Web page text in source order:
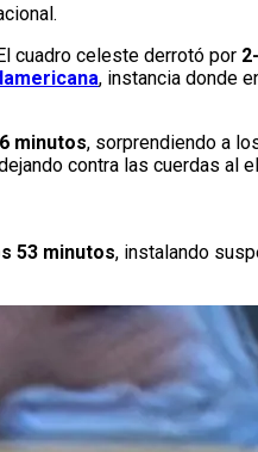
El cuadro celeste derrotó por
, instancia donde
minutos, sorprendiendo a
contra las cuerdas al
53 minutos, instalando